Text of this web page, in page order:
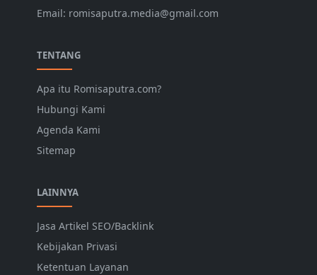
Email: romisaputra.media@gmail.com
TENTANG
Apa itu Romisaputra.com?
Hubungi Kami
Agenda Kami
Sitemap
LAINNYA
Jasa Artikel SEO/Backlink
Kebijakan Privasi
Ketentuan Layanan